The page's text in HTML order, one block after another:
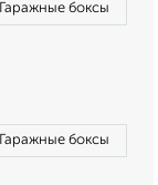
Гаражные боксы
Гаражные боксы